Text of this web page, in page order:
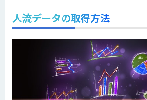
人流データの取得方法